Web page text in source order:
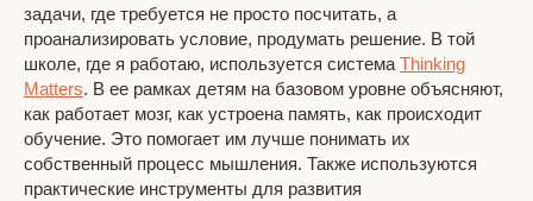
задачи, где требуется не просто посчитать, а
проанализировать условие, продумать решение. В той
школе, где я работаю, используется система Thinking
Matters. В ее рамках детям на базовом уровне объясняют,
как работает мозг, как устроена память, как происходит
обучение. Это помогает им лучше понимать их
собственный процесс мышления. Также используются
практические инструменты для развития